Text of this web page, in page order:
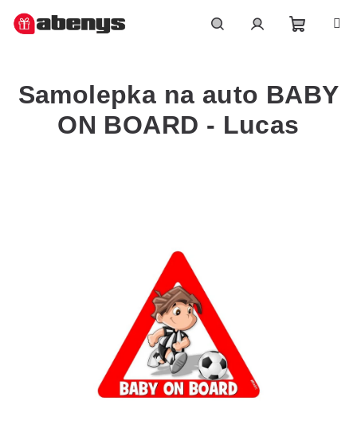
košík
Samolepka na auto BABY
ON BOARD - Lucas